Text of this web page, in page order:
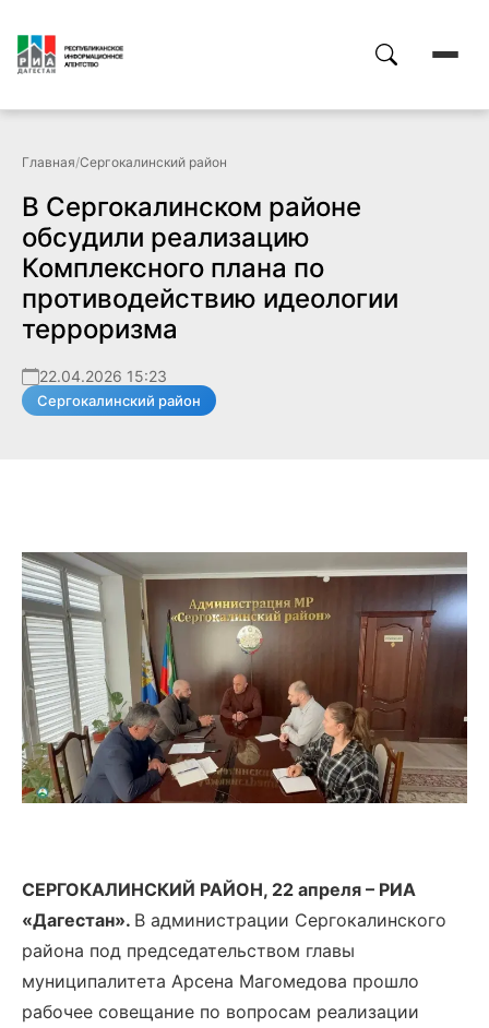
Главная/Сергокалинский район
В Сергокалинском районе
обсудили реализацию
Комплексного плана по
противодействию идеологии
терроризма
22.04.2026 15:23
Сергокалинский район
СЕРГОКАЛИНСКИЙ РАЙОН, 22 апреля – РИА
«Дагестан». В администрации Сергокалинского
района под председательством главы
муниципалитета Арсена Магомедова прошло
рабочее совещание по вопросам реализации